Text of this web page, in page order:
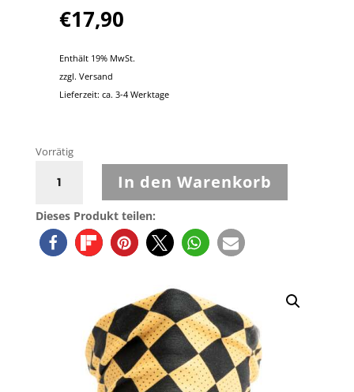
Dieses Produkt teilen:
€17,90
Enthält 19% MwSt.
zzgl. Versand
Lieferzeit: ca. 3-4 Werktage
Vorrätig
Race
Flag
Yellow
In den Warenkorb